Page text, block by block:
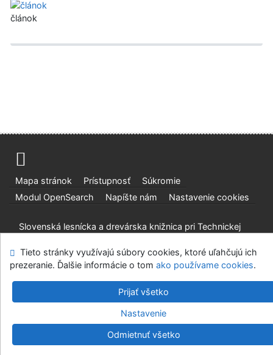
článok
Mapa stránok Prístupnosť
Súkromie
Modul OpenSearch
Napíšte nám Nastavenie cookies
Slovenská lesnícka a drevárska knižnica pri Technickej
©1993-2026 IPACv.4.8.63a- Cosmotron Slovakia, s.r.o.
Tieto stránky využívajú súbory cookies, ktoré uľahčujú ich
prezeranie. Ďalšie informácie o tom ako používame cookies.
Prijať všetko
Nastavenie
Odmietnuť všetko